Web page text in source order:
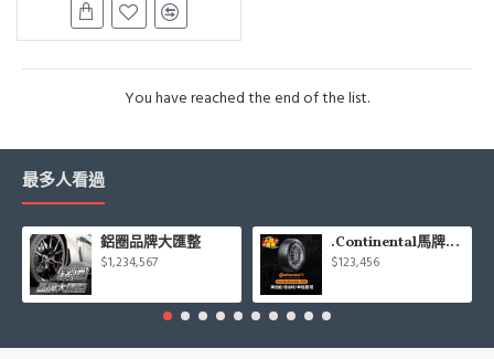
You have reached the end of the list.
最多人看過
鋁圈品牌大匯整
$1,234,567
.Continental馬牌CCK輪胎特價專區
$123,456